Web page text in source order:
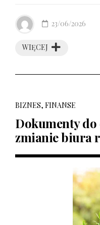
WIĘCEJ
23/06/2026
BIZNES, FINANSE
Dokumenty
zmianie biura